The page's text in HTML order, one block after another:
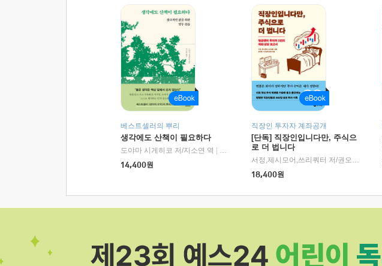
베스트셀러의 뿌리
생각에도 산책이 필요하다
도야마 시게히코 저/지소연 역
알에이치코리아(RHK)
14,400원
직장인 투자자 계좌공개
[단독] 직장인입니다만, 주식으
로 더 법니다
서정,제시모어,쓰리쿼터 저/권오태,시그널리포트 편
18,400원